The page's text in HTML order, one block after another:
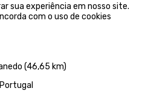
sua experiência em nosso site.
com o uso de cookies
(46,65 km)